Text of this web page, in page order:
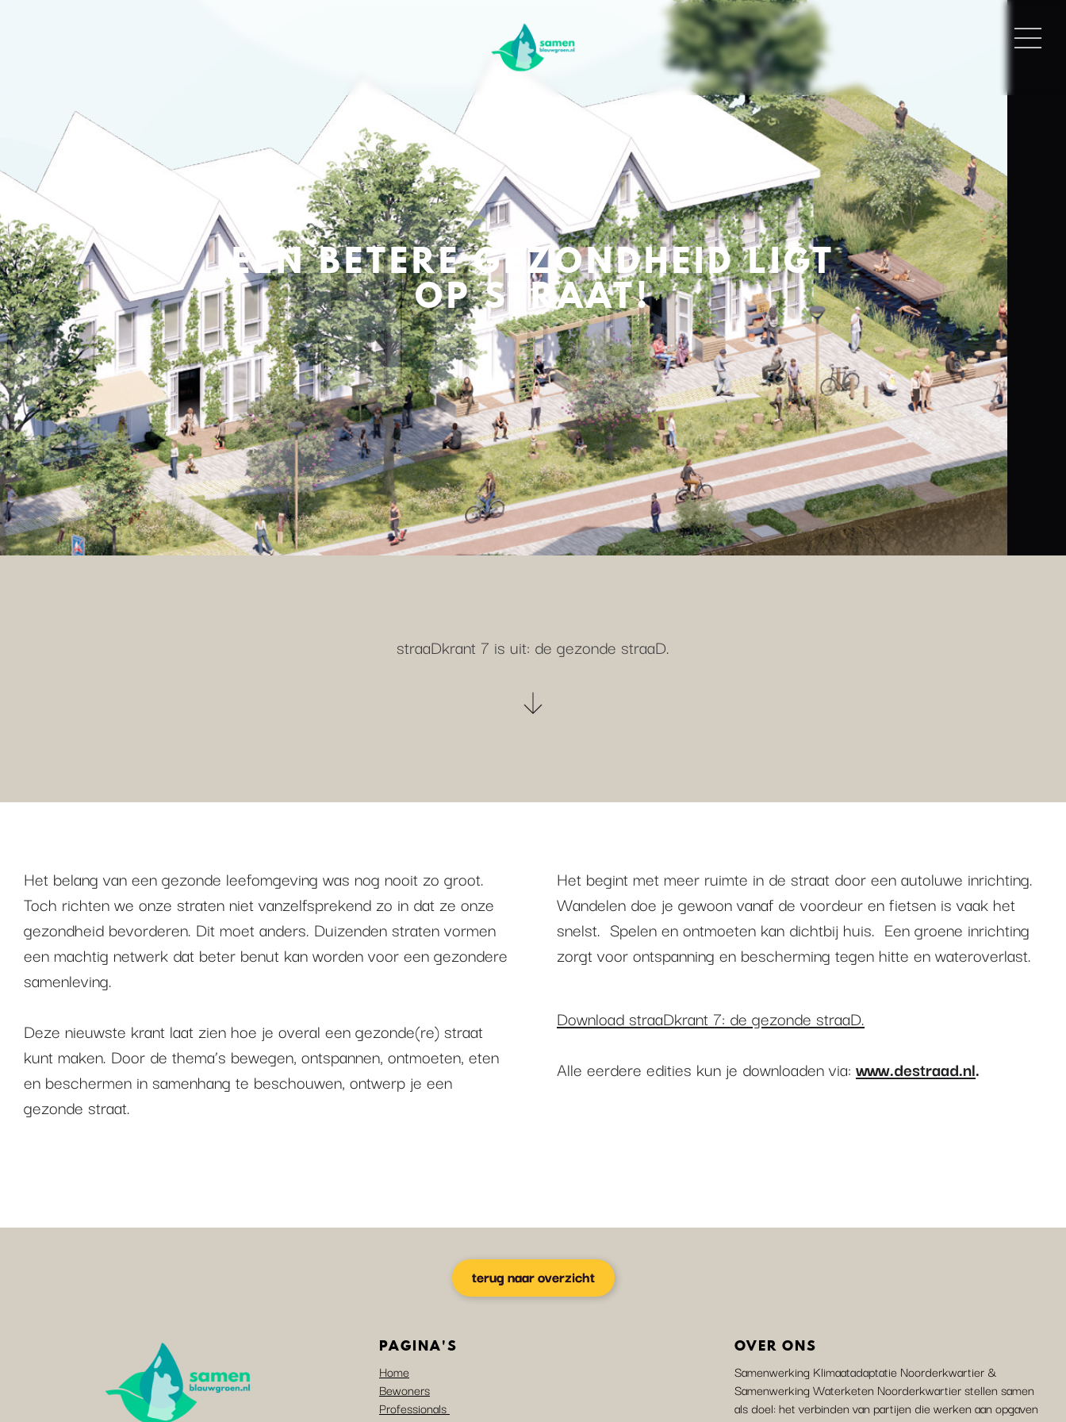
EEN BETERE GEZONDHEID LIGT
OP STRAAT!
straaDkrant 7 is uit: de gezonde straaD.
Het belang van een gezonde leefomgeving was nog nooit zo groot.
Toch richten we onze straten niet vanzelfsprekend zo in dat ze onze
gezondheid bevorderen. Dit moet anders. Duizenden straten vormen
een machtig netwerk dat beter benut kan worden voor een gezondere
samenleving.
Deze nieuwste krant laat zien hoe je overal een gezonde(re) straat
kunt maken. Door de thema’s bewegen, ontspannen, ontmoeten, eten
en beschermen in samenhang te beschouwen, ontwerp je een
gezonde straat.
Het begint met meer ruimte in de straat door een autoluwe inrichting.
Wandelen doe je gewoon vanaf de voordeur en fietsen is vaak het
snelst. Spelen en ontmoeten kan dichtbij huis. Een groene inrichting
zorgt voor ontspanning en bescherming tegen hitte en wateroverlast.
Download straaDkrant 7: de gezonde straaD.
Alle eerdere edities kun je downloaden via: www.destraad.nl.
terug naar overzicht
PAGINA'S
Home
Bewoners
Professionals
OVER ONS
Samenwerking Klimaatadaptatie Noorderkwartier &
Samenwerking Waterketen Noorderkwartier stellen samen
als doel: het verbinden van partijen die werken aan opgaven